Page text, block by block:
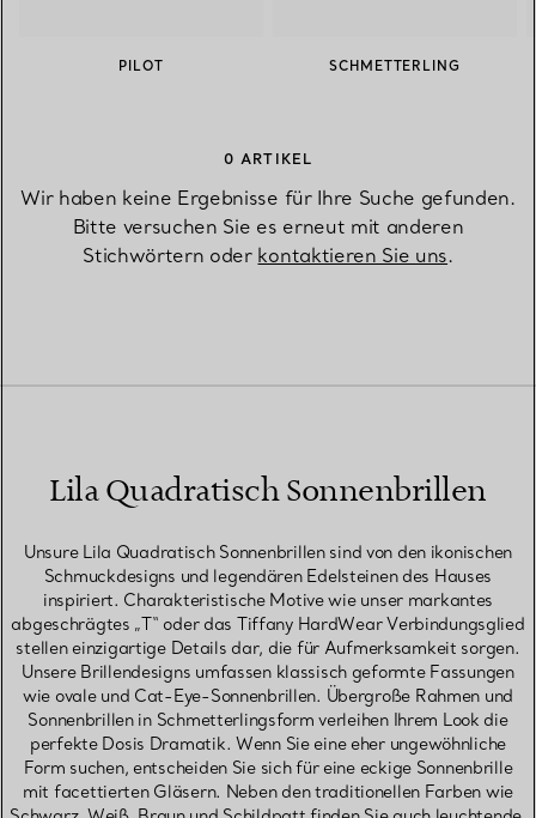
PILOT SCHMETTERLING
0 ARTIKEL
Wir haben keine Ergebnisse für Ihre Suche gefunden.
Bitte versuchen Sie es erneut mit anderen
Stichwörtern oder kontaktieren Sie uns.
Lila Quadratisch Sonnenbrillen
Unsure Lila Quadratisch Sonnenbrillen sind von den ikonischen
Schmuckdesigns und legendären Edelsteinen des Hauses
inspiriert. Charakteristische Motive wie unser markantes
abgeschrägtes „T“ oder das Tiffany HardWear Verbindungsglied
stellen einzigartige Details dar, die für Aufmerksamkeit sorgen.
Unsere Brillendesigns umfassen klassisch geformte Fassungen
wie ovale und Cat-Eye-Sonnenbrillen. Übergroße Rahmen und
Sonnenbrillen in Schmetterlingsform verleihen Ihrem Look die
perfekte Dosis Dramatik. Wenn Sie eine eher ungewöhnliche
Form suchen, entscheiden Sie sich für eine eckige Sonnenbrille
mit facettierten Gläsern. Neben den traditionellen Farben wie